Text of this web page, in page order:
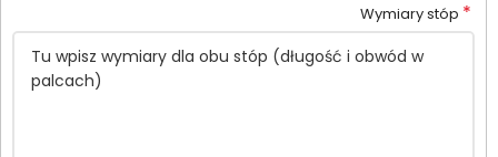
Wymiary stóp *